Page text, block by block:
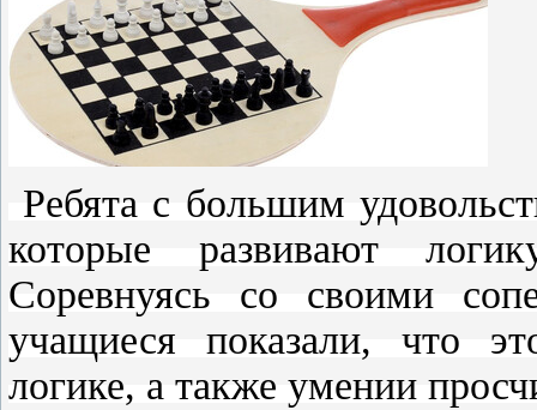
Ребята с большим
которые развивают
Соревнуясь со своими
учащиеся показали, что
логике, а также умении